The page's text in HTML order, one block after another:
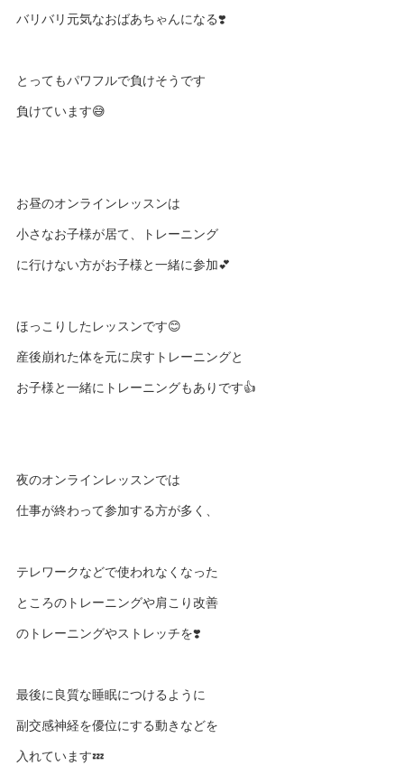
バリバリ元気なおばあちゃんになる❣️
とってもパワフルで負けそうです
負けています😅
お昼のオンラインレッスンは
小さなお子様が居て、トレーニング
に行けない方がお子様と一緒に参加💕
ほっこりしたレッスンです😊
産後崩れた体を元に戻すトレーニングと
お子様と一緒にトレーニングもありです👍
夜のオンラインレッスンでは
仕事が終わって参加する方が多く、
テレワークなどで使われなくなった
ところのトレーニングや肩こり改善
のトレーニングやストレッチを❣️
最後に良質な睡眠につけるように
副交感神経を優位にする動きなどを
入れています💤